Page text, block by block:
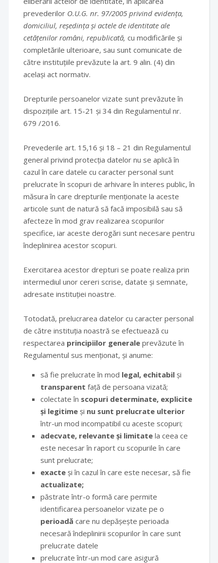
prevederilor O.U.G. nr. 97/2005 privind evidența,
domiciliul, reședința și actele de identitate ale
cetățenilor români, republicată, cu modificările și
completările ulterioare, sau sunt comunicate de
către instituțiile prevăzute la art. 9 alin. (4) din
același act normativ.
Drepturile persoanelor vizate sunt prevăzute în
dispozițiile art. 15-21 și 34 din Regulamentul nr.
679 /2016.
Prevederile art. 15,16 și 18 – 21 din Regulamentul
general privind protecția datelor nu se aplică în
cazul în care datele cu caracter personal sunt
prelucrate în scopuri de arhivare în interes public, în
măsura în care drepturile menționate la aceste
articole sunt de natură să facă imposibilă sau să
afecteze în mod grav realizarea scopurilor
specifice, iar aceste derogări sunt necesare pentru
îndeplinirea acestor scopuri.
Exercitarea acestor drepturi se poate realiza prin
intermediul unor cereri scrise, datate și semnate,
adresate instituției noastre.
Totodată, prelucrarea datelor cu caracter personal
de către instituția noastră se efectuează cu
respectarea principiilor generale prevăzute în
Regulamentul sus menționat, și anume:
să fie prelucrate în mod legal, echitabil și
transparent față de persoana vizată;
colectate în scopuri determinate, explicite
și legitime și nu sunt prelucrate ulterior
într-un mod incompatibil cu aceste scopuri;
adecvate, relevante și limitate la ceea ce
este necesar în raport cu scopurile în care
sunt prelucrate;
exacte și în cazul în care este necesar, să fie
actualizate;
păstrate într-o formă care permite
identificarea persoanelor vizate pe o
perioadă care nu depășește perioada
necesară îndeplinirii scopurilor în care sunt
prelucrate datele
prelucrate într-un mod care asigură